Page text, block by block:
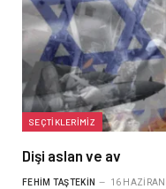
SEÇTIKLERIMIZ
Dişi aslan ve av
FEHIM TAŞTEKIN 16